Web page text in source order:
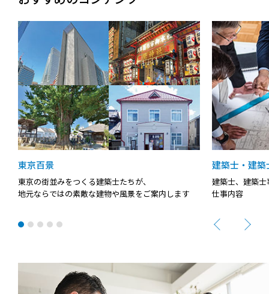
東京百景
東京の街並みをつくる建築士たちが、
地元ならではの素敵な建物や風景をご案内します
建築士・建
建築士、建築
仕事内容